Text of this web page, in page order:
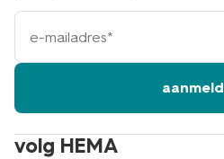
volg HEMA
e-
mailadres